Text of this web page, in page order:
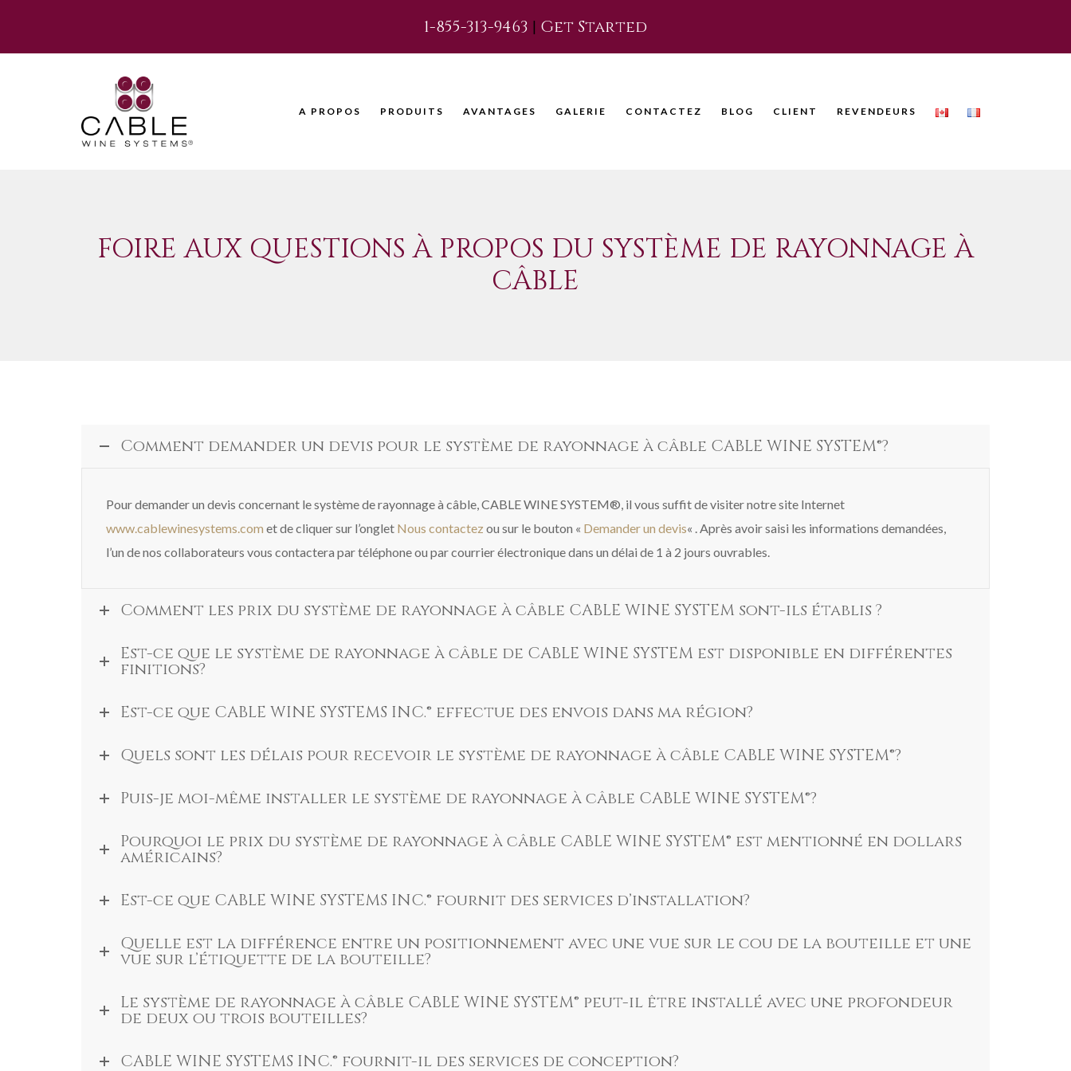
1-855-313-9463 | Get Started
A PROPOS PRODUITS AVANTAGES GALERIE CONTACTEZ BLOG CLIENT REVENDEURS
FOIRE AUX QUESTIONS À PROPOS DU SYSTÈME DE RAYONNAGE À
CÂBLE
Comment demander un devis pour le système de rayonnage à câble CABLE WINE SYSTEM®?
Pour demander un devis concernant le système de rayonnage à câble, CABLE WINE SYSTEM®, il vous suffit de visiter notre site Internet
www.cablewinesystems.com et de cliquer sur l’onglet Nous contactez ou sur le bouton « Demander un devis« . Après avoir saisi les informations demandées,
l’un de nos collaborateurs vous contactera par téléphone ou par courrier électronique dans un délai de 1 à 2 jours ouvrables.
Comment les prix du système de rayonnage à câble CABLE WINE SYSTEM sont-ils établis ?
Est-ce que le système de rayonnage à câble de CABLE WINE SYSTEM est disponible en différentes
finitions?
Est-ce que CABLE WINE SYSTEMS INC.® effectue des envois dans ma région?
Quels sont les délais pour recevoir le système de rayonnage à câble CABLE WINE SYSTEM®?
Puis-je moi-même installer le système de rayonnage à câble CABLE WINE SYSTEM®?
Pourquoi le prix du système de rayonnage à câble CABLE WINE SYSTEM® est mentionné en dollars
américains?
Est-ce que CABLE WINE SYSTEMS INC.® fournit des services d’installation?
Quelle est la différence entre un positionnement avec une vue sur le cou de la bouteille et une
vue sur l’étiquette de la bouteille?
Le système de rayonnage à câble CABLE WINE SYSTEM® peut-il être installé avec une profondeur
de deux ou trois bouteilles?
CABLE WINE SYSTEMS INC.® fournit-il des services de conception?